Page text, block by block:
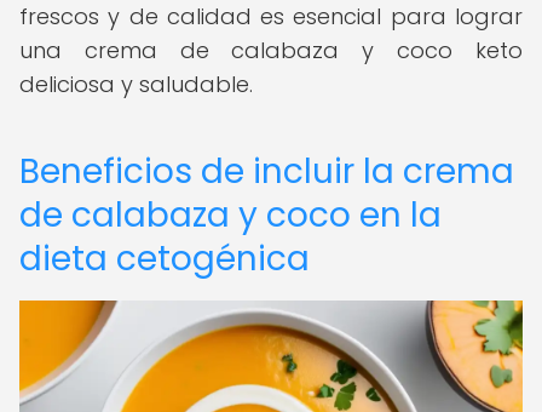
frescos y de calidad es esencial para lograr
una crema de calabaza y coco keto
deliciosa y saludable.
Beneficios de incluir la crema
de calabaza y coco en la
dieta cetogénica